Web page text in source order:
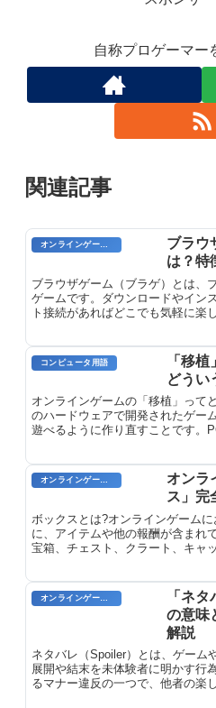
自称プロゲーマー
関連記事
オンラインゲームのプレイに関する用語
ブラウ
は？特
ブラウザゲーム（ブラゲ）とは、
ゲームです。ダウンロードやイン
ト接続があればどこでも気軽に楽
コンピュータ用語
「移
どうい
オンラインゲームの「移植」って
のハードウェアで開発されたゲー
遊べるように作り直すことです。
オンラインゲームのプレイに関する用語
オンラ
ス」完
ボックスとは?オンラインゲーム
に、アイテムや他の報酬が含まれ
宝箱、チェスト、クラート、キャ
オンラインゲーム用語
「ネ
の意味
解説
ネタバレ（Spoiler）とは、ゲーム
展開や結末を未体験者に明かす行
るマナー違反の一つで、他者の楽